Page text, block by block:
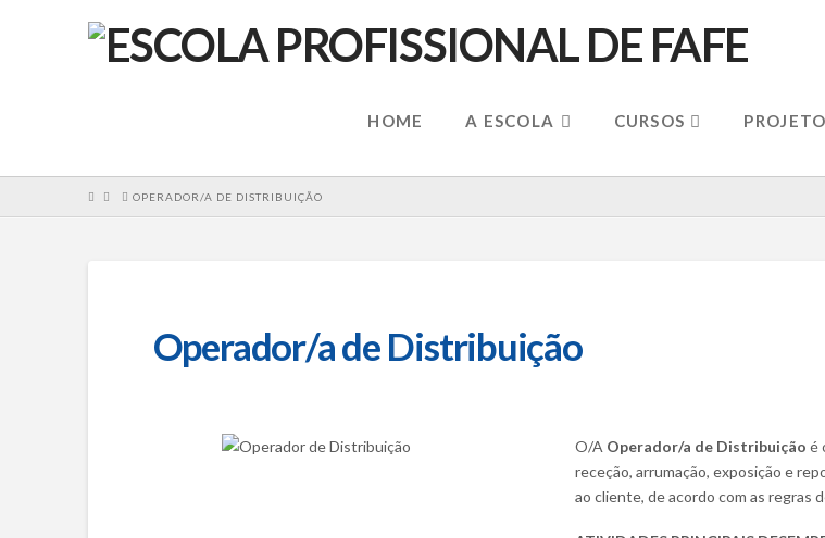
HOME A ESCOLA CURSOS
HOME OPERADOR/A DE DISTRIBUIÇÃO
Operador/a de Distribuição
O/A Operador/a de Distribuição é
receção, arrumação, exposição e
ao cliente, de acordo com as regras